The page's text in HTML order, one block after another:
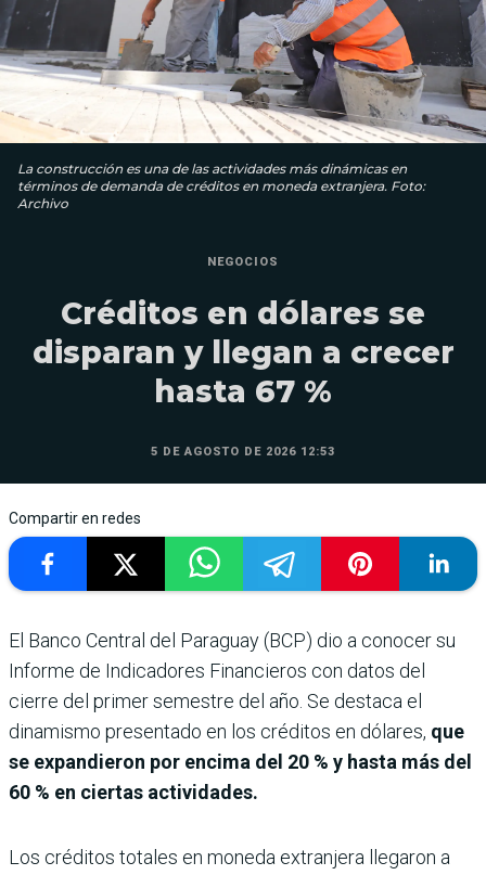
La construcción es una de las actividades más dinámicas en
términos de demanda de créditos en moneda extranjera. Foto:
Archivo
NEGOCIOS
Créditos en dólares se
disparan y llegan a crecer
hasta 67 %
5 DE AGOSTO DE 2026 12:53
Compartir en redes
El Banco Central del Paraguay (BCP) dio a conocer su
Informe de Indicadores Financieros con datos del
cierre del primer semestre del año. Se destaca el
dinamismo presentado en los créditos en dólares, que
se expandieron por encima del 20 % y hasta más del
60 % en ciertas actividades.
Los créditos totales en moneda extranjera llegaron a